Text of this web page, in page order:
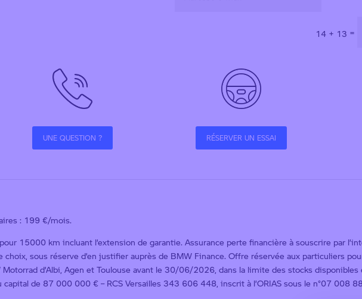
14 + 13 =
UNE QUESTION ? RÉSERVER UN ESSAI
: 199 €/mois.
15000 km incluant l’extension de garantie. Assurance perte financière à souscrire par
choix, sous réserve d’en justifier auprès de BMW Finance. Offre réservée aux particuliers
d’Albi, Agen et Toulouse avant le 30/06/2026, dans la limite des stocks disponibles
capital de 87 000 000 € – RCS Versailles 343 606 448, inscrit à l’ORIAS sous le n°07 008